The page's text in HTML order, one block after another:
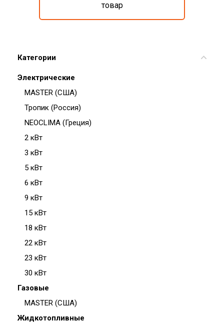
Категории
Электрические
MASTER (США)
Тропик (Россия)
NEOCLIMA (Греция)
2 кВт
3 кВт
5 кВт
6 кВт
9 кВт
15 кВт
18 кВт
22 кВт
23 кВт
30 кВт
Газовые
MASTER (США)
Жидкотопливные
товар